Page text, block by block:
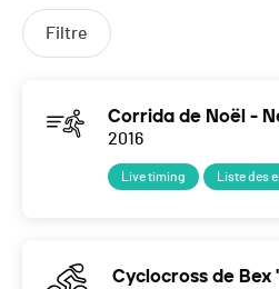
Filtre
Corrida de Noël -
2016
Live timing Liste des
Cyclocross de Bex